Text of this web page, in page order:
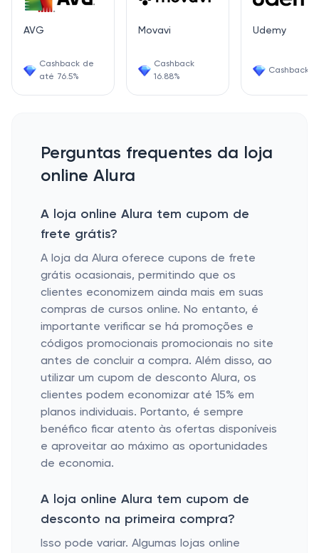
AVG
Cashback de
até 76.5%
Movavi
Cashback
16.88%
Udemy
Cashback
Perguntas frequentes da loja
online Alura
A loja online Alura tem cupom de
frete grátis?
A loja da Alura oferece cupons de frete
grátis ocasionais, permitindo que os
clientes economizem ainda mais em suas
compras de cursos online. No entanto, é
importante verificar se há promoções e
códigos promocionais promocionais no site
antes de concluir a compra. Além disso, ao
utilizar um cupom de desconto Alura, os
clientes podem economizar até 15% em
planos individuais. Portanto, é sempre
benéfico ficar atento às ofertas disponíveis
e aproveitar ao máximo as oportunidades
de economia.
A loja online Alura tem cupom de
desconto na primeira compra?
Isso pode variar. Algumas lojas online